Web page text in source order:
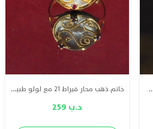
سحر الزمرد : خاتم قيراط 21 مع لؤلؤ طبيعي بحريني وزمرد طبيعي خاتم ذهب محار قيراط 21 مع لولو طبيعي بحريني و ياقوت
د.ب 259